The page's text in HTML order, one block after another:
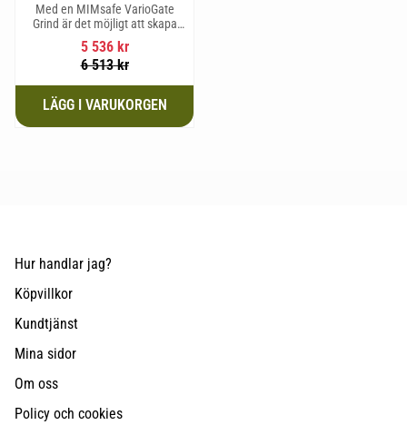
Med en MIMsafe VarioGate
Grind är det möjligt att skapa
ett inhägnat område i hela
bagageutrymmet som kan
användas för transport av
5 536kr
6 513kr
Hur handlar jag?
Köpvillkor
Kundtjänst
Mina sidor
Om oss
Policy och cookies